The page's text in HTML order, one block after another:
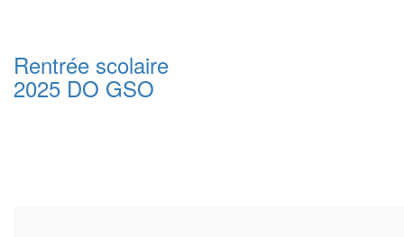
Rentrée scolaire
2025 DO GSO